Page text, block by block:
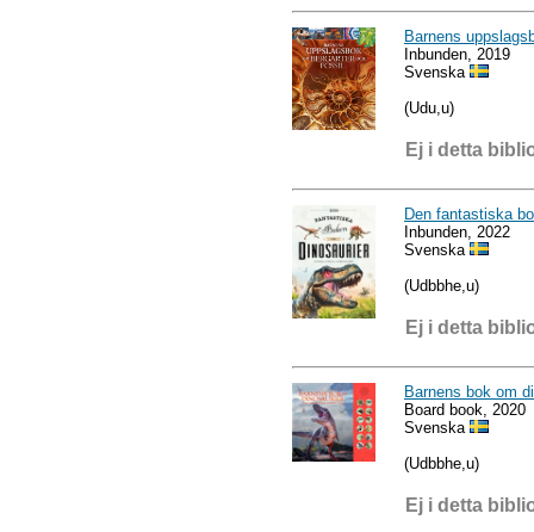
Barnens
Inbunden, 2019
Svenska
(Udu,u)
Ej i detta
Den fantastiska
Inbunden, 2022
Svenska
(Udbbhe,u)
Ej i detta
Barnens bok om
Board book, 2020
Svenska
(Udbbhe,u)
Ej i detta